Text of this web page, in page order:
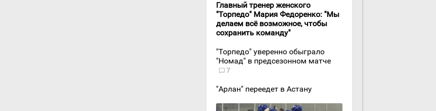
Главный тренер женского
"Торпедо" Мария Федоренко: "Мы
делаем всё возможное, чтобы
сохранить команду"
"Торпедо" уверенно обыграло
"Номад" в предсезонном матче
7
"Арлан" переедет в Астану